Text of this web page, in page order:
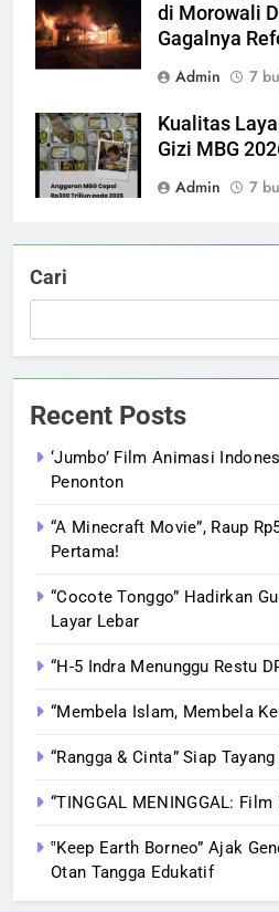
di Morowali
Gagalnya
Admin
7
Kualitas
Gizi MBG
Admin
7
Cari
Recent Posts
‘Jumbo’ Film Animasi
Penonton
“A Minecraft Movie”, Raup
Pertama!
“Cocote Tonggo” Hadirkan
Layar Lebar
“H-5 Indra Menunggu Restu
“Membela Islam, Membela
“Rangga & Cinta” Siap
“TINGGAL MENINGGAL:
‟Keep Earth Borneo” Ajak
Otan Tangga Edukatif